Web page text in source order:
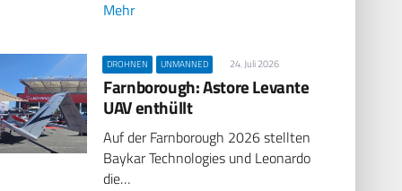
Mehr
DROHNEN UNMANNED 24. Juli 2026
Farnborough: Astore Levante
UAV enthüllt
Auf der Farnborough 2026 stellten
Baykar Technologies und Leonardo
die…